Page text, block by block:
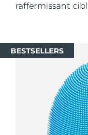
raffermissant
BESTSELLERS